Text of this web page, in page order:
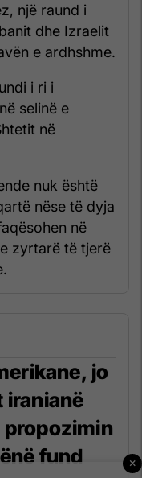
një raund i
dhe Izraelit
e ardhshme.
i ri i
selinë e
në
nuk është
nëse të dyja
në
zyrtarë të tjerë
jo
iranianë
propozimin
fund
×